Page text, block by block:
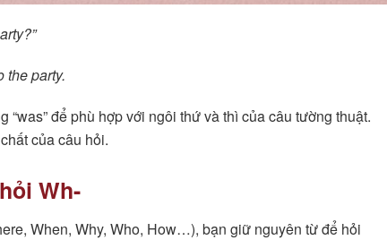
the party.
“was” để phù hợp với ngôi thứ và thì của câu tường thuật.
của câu hỏi.
Wh-
When, Why, Who, How…), bạn giữ nguyên từ để hỏi